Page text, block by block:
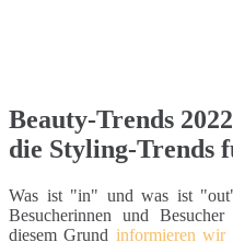
Beauty-Trends
die Styling-Trends
Was ist "in" und was ist
Besucherinnen und
diesem Grund informieren wir